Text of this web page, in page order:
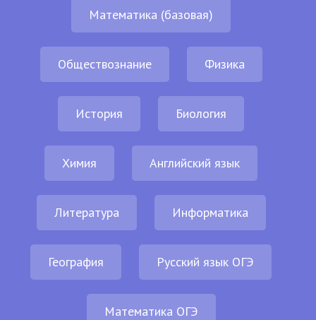
Математика (базовая)
Обществознание Физика
История Биология
Химия Английский язык
Литература Информатика
География Русский язык ОГЭ
Математика ОГЭ